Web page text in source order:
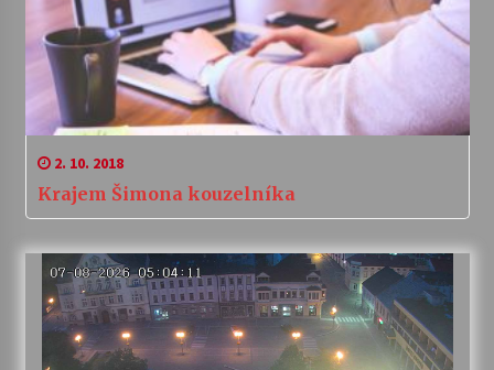
2. 10. 2018
Krajem Šimona kouzelníka